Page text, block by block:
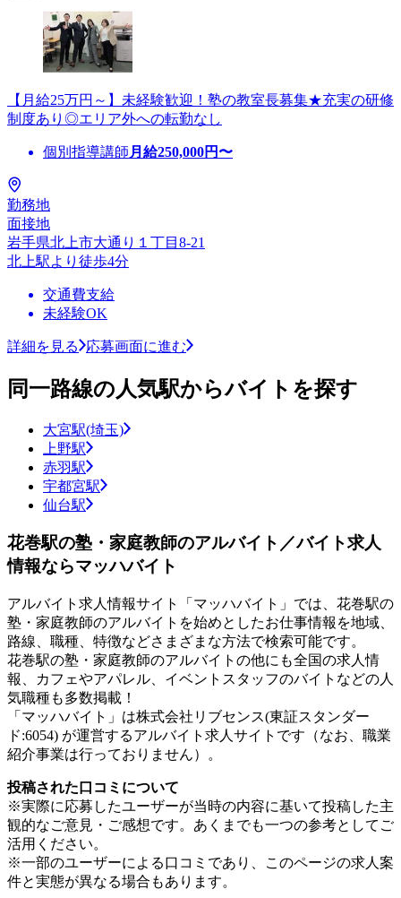
【月給25万円～】未経験歓迎！塾の教室長募集★充実の研修
制度あり◎エリア外への転勤なし
個別指導講師 月給250,000円〜
勤務地
面接地
岩手県北上市大通り１丁目8-21
北上駅より徒歩4分
交通費支給
未経験OK
詳細を見る 応募画面に進む
同一路線の人気駅からバイトを探す
大宮駅(埼玉)
上野駅
赤羽駅
宇都宮駅
仙台駅
花巻駅の塾・家庭教師のアルバイト／バイト求人
情報ならマッハバイト
アルバイト求人情報サイト「マッハバイト」では、花巻駅の
塾・家庭教師のアルバイトを始めとしたお仕事情報を地域、
路線、職種、特徴などさまざまな方法で検索可能です。
花巻駅の塾・家庭教師のアルバイトの他にも全国の求人情
報、カフェやアパレル、イベントスタッフのバイトなどの人
気職種も多数掲載！
「マッハバイト」は株式会社リブセンス(東証スタンダー
ド:6054) が運営するアルバイト求人サイトです（なお、職業
紹介事業は行っておりません）。
投稿された口コミについて
※実際に応募したユーザーが当時の内容に基いて投稿した主
観的なご意見・ご感想です。あくまでも一つの参考としてご
活用ください。
※一部のユーザーによる口コミであり、このページの求人案
件と実態が異なる場合もあります。